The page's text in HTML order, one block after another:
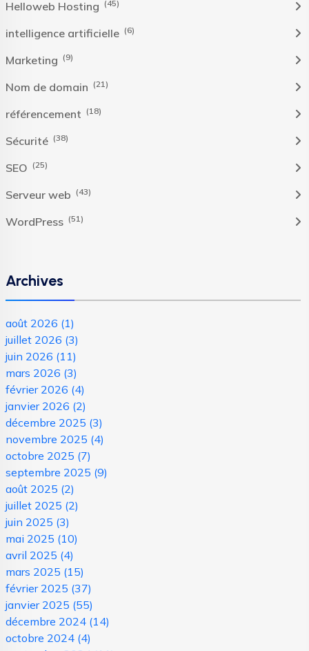
Helloweb Hosting (45)
intelligence artificielle (6)
Marketing (9)
Nom de domain (21)
référencement (18)
Sécurité (38)
SEO (25)
Serveur web (43)
WordPress (51)
Archives
août 2026 (1)
juillet 2026 (3)
juin 2026 (11)
mars 2026 (3)
février 2026 (4)
janvier 2026 (2)
décembre 2025 (3)
novembre 2025 (4)
octobre 2025 (7)
septembre 2025 (9)
août 2025 (2)
juillet 2025 (2)
juin 2025 (3)
mai 2025 (10)
avril 2025 (4)
mars 2025 (15)
février 2025 (37)
janvier 2025 (55)
décembre 2024 (14)
octobre 2024 (4)